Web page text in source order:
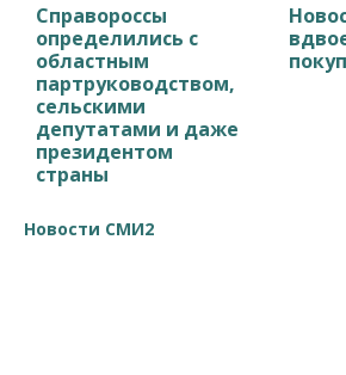
Справороссы
определились с
областным
партруководством,
сельскими
депутатами и даже
президентом
страны
Новости СМИ2